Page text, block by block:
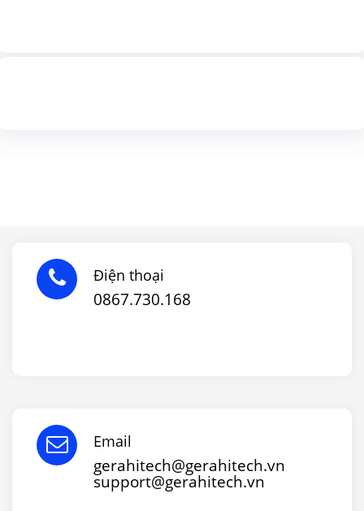
Điện thoại
0867.730.168
Email
gerahitech@gerahitech.vn
support@gerahitech.vn